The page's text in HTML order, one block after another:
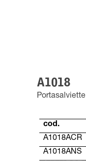
A1018
Portasalviette
cod.
A1018ACR
A1018ANS